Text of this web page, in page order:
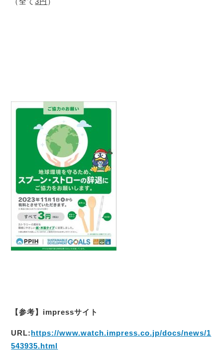
【参考】impressサイト
URL:https://www.watch.impress.co.jp/docs/news/1
543935.html